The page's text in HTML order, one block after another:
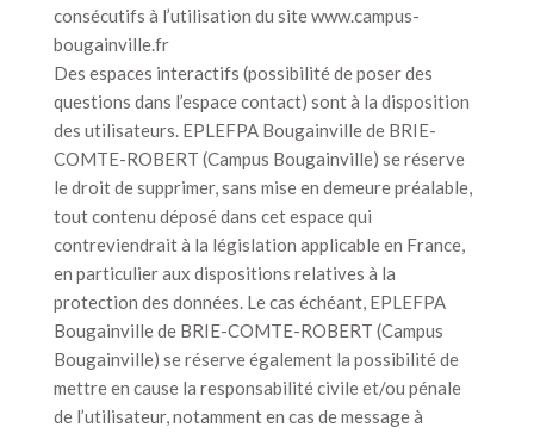
consécutifs à l’utilisation du site www.campus-
bougainville.fr
Des espaces interactifs (possibilité de poser des
questions dans l’espace contact) sont à la disposition
des utilisateurs. EPLEFPA Bougainville de BRIE-
COMTE-ROBERT (Campus Bougainville) se réserve
le droit de supprimer, sans mise en demeure préalable,
tout contenu déposé dans cet espace qui
contreviendrait à la législation applicable en France,
en particulier aux dispositions relatives à la
protection des données. Le cas échéant, EPLEFPA
Bougainville de BRIE-COMTE-ROBERT (Campus
Bougainville) se réserve également la possibilité de
mettre en cause la responsabilité civile et/ou pénale
de l’utilisateur, notamment en cas de message à